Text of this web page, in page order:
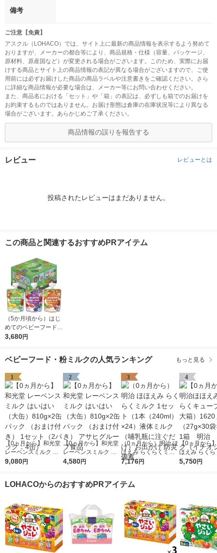
備考
ご注意【免責】
アスクル（LOHACO）では、サイト上に最新の商品情報を表示するよう努めて
おりますが、メーカーの都合等により、商品規格・仕様（容量、パッケージ、
原材料、原産国など）が変更される場合がございます。このため、実際にお届
けする商品とサイト上の商品情報の表記が異なる場合がございますので、ご使
用前には必ずお届けした商品の商品ラベルや注意書きをご確認ください。さら
に詳細な商品情報が必要な場合は、メーカー等にお問い合わせください。
また、商品名における「セット」や「箱」の表記は、必ずしも箱でのお届けを
お約束するものではありません。お届け形態は倉庫の在庫状況等により異なる
場合がございます。あらかじめご了承ください。
商品情報の誤りを報告する
レビュー レビューとは
投稿されたレビューはまだありません。
この商品と関連するおすすめPRアイテム
（5か月頃から）はじ
めてのベビーフード
3種アソート（18袋セ
離乳食
3,680円
ベビーフード・粉ミルクの人気ランキング もっと見る
1
【0ヵ月から】和光堂
レーベンスミルク は
いはい（大缶）810g×
ク：4缶）
9,080円
2
【0ヵ月から】和光堂
レーベンスミルク は
いはい（大缶）810g×
食品
4,580円
3
（0ヵ月から）明治 ほ
ほえみ らくらくミル
ク 1セット（1本（24
け）お出かけ 防災 備
7,176円
4
【0ヵ月から
ほえみ らくら
ーブ（特大箱
5,750円
LOHACOからのおすすめPRアイテム